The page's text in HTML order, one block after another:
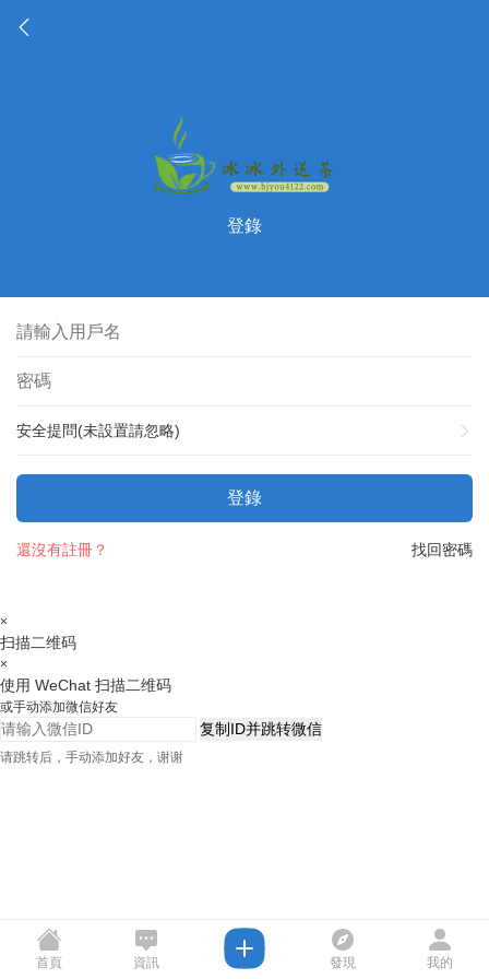
登錄
安全提問(未設置請忽略)
登錄
找回密碼
還沒有註冊？
×
扫描二维码
×
使用 WeChat 扫描二维码
或手动添加微信好友
复制ID并跳转微信
请跳转后，手动添加好友，谢谢
首頁 資訊 發現 我的